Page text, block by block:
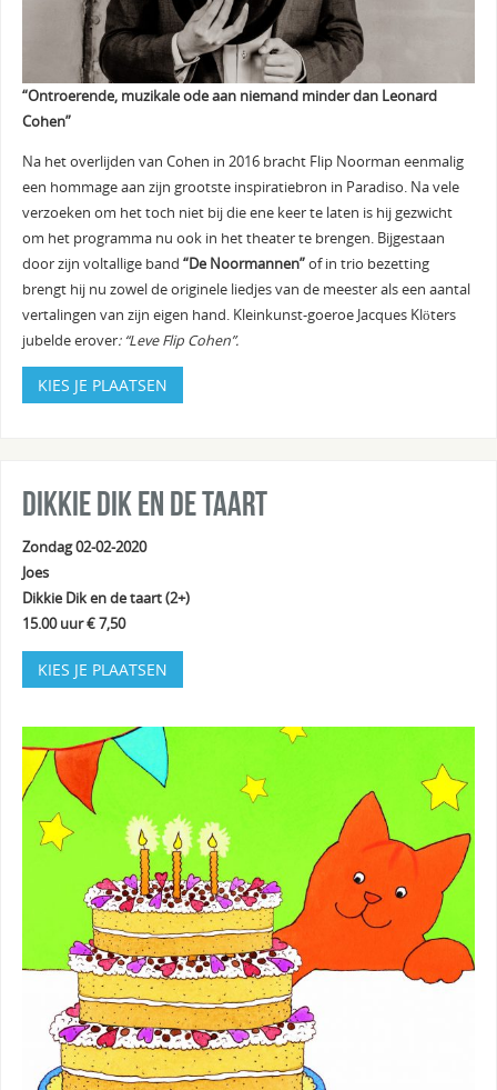
“Ontroerende, muzikale ode aan niemand minder dan Leonard
Cohen”
Na het overlijden van Cohen in 2016 bracht Flip Noorman eenmalig
een hommage aan zijn grootste inspiratiebron in Paradiso. Na vele
verzoeken om het toch niet bij die ene keer te laten is hij gezwicht
om het programma nu ook in het theater te brengen. Bijgestaan
door zijn voltallige band “De Noormannen”of in trio bezetting
brengt hij nu zowel de originele liedjes van de meester als een aantal
vertalingen van zijn eigen hand. Kleinkunst-goeroe Jacques Klöters
jubelde erover: “Leve Flip Cohen”.
KIES JE PLAATSEN
Dikkie Dik en de taart
Zondag 02-02-2020
Joes
Dikkie Dik en de taart (2+)
15.00 uur € 7,50
KIES JE PLAATSEN